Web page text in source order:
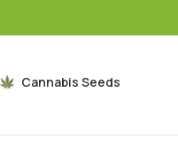
Cannabis Seeds